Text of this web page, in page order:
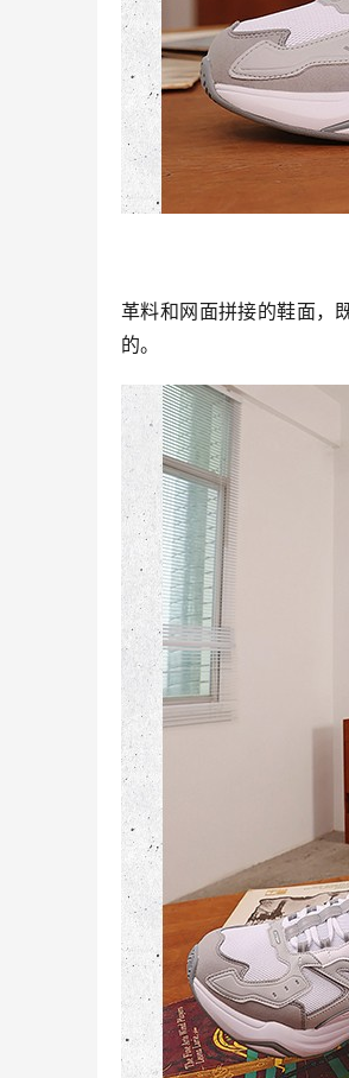
革料和网面拼接的鞋面，
的。